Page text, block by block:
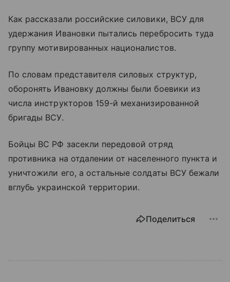
Как рассказали российские силовики, ВСУ для
удержания Ивановки пытались перебросить туда
группу мотивированных националистов.
По словам представителя силовых структур,
оборонять Ивановку должны были боевики из
числа инструкторов 159-й механизированной
бригады ВСУ.
Бойцы ВС РФ засекли передовой отряд
противника на отдалении от населенного пункта и
уничтожили его, а остальные солдаты ВСУ бежали
вглубь украинской территории.
Поделиться